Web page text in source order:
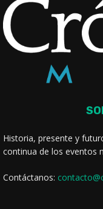
Historia, presente y
continua de los eventos
Contáctanos: